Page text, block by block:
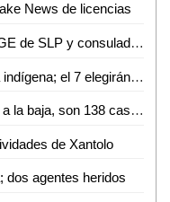
News de licencias
Estrechan lazos de colaboración FGE de SLP y consulado americano
A marcha forzada realizan consulta indígena; el 7 elegirán a su representante ante el municipio
En las últimas horas el Covid sigue a la baja, son 138 casos nuevos y 6 defunciones
de Xantolo
dos agentes heridos